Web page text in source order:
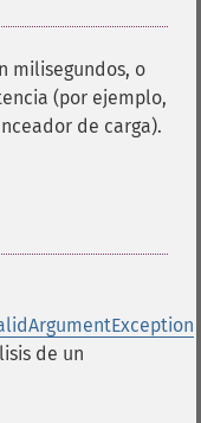
milisegundos, o
(por ejemplo,
de carga).
de un